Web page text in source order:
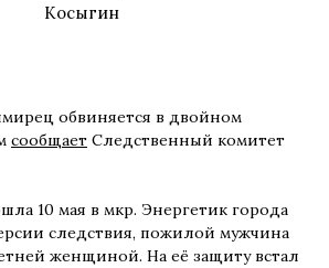
Косыгин
обвиняется в двойном
сообщает Следственный комитет
10 мая в мкр. Энергетик города
следствия, пожилой мужчина
женщиной. На её защиту встал